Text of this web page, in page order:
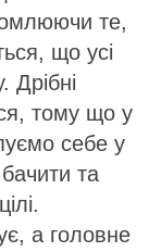
те,
що усі
тому що у
себе у
та
а головне